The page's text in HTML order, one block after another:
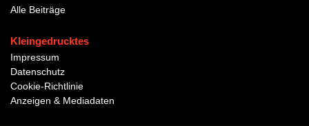
Alle Beiträge
Kleingedrucktes
Impressum
Datenschutz
Cookie-Richtlinie
Anzeigen & Mediadaten